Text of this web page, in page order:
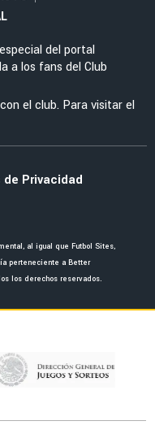
del portal
a los fans del Club
el club. Para visitar el
Privacidad
al igual que Futbol Sites,
perteneciente a Better
los derechos reservados.